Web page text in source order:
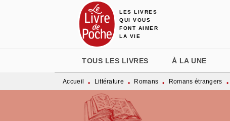
MENU RECHERCHE
LES LIVRES
QUI VOUS
FONT AIMER
LA VIE
TOUS LES LIVRES À LA UNE
Accueil • Littérature • Romans • Romans étrangers •